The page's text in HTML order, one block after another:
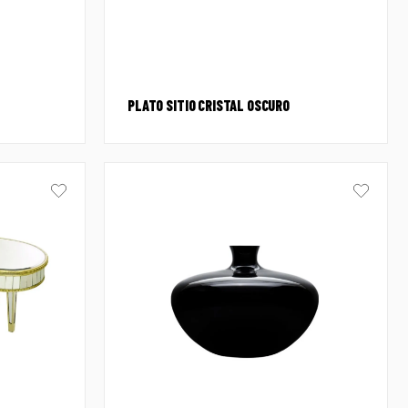
PLATO SITIO CRISTAL OSCURO